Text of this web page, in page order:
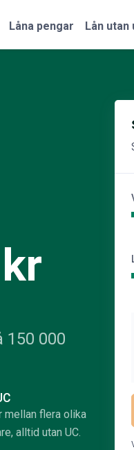
Låna pengar Lån utan
000
mellan flera olika
alltid utan UC.